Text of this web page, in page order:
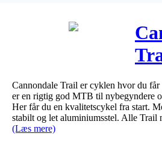
Cannondale Trail er cyklen hvor du får
er en rigtig god MTB til nybegyndere
Her får du en kvalitetscykel fra start.
stabilt og let aluminiumsstel. Alle Trail
(Læs mere)